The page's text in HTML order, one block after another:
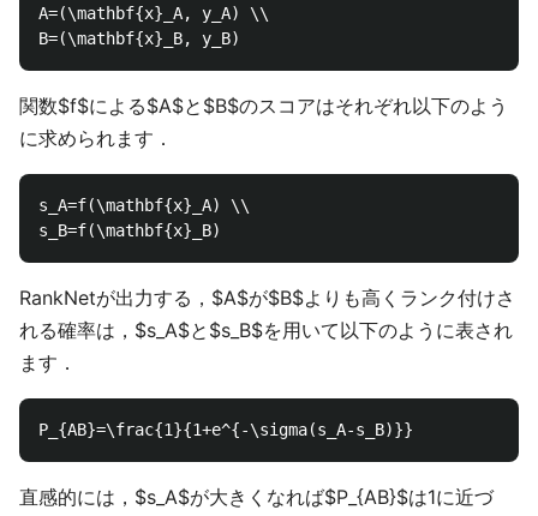
A=(\mathbf{x}_A, y_A) \\
関数$f$による$A$と$B$のスコアはそれぞれ以下のよう
に求められます．
s_A=f(\mathbf{x}_A) \\
RankNetが出力する，$A$が$B$よりも高くランク付けさ
れる確率は，$s_A$と$s_B$を用いて以下のように表され
ます．
直感的には，$s_A$が大きくなれば$P_{AB}$は1に近づ